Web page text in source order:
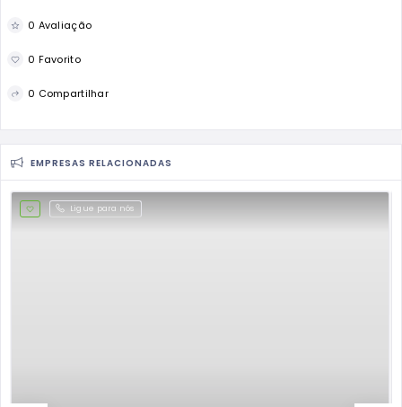
0 Avaliação
0 Favorito
0 Compartilhar
EMPRESAS RELACIONADAS
Ligue para nós